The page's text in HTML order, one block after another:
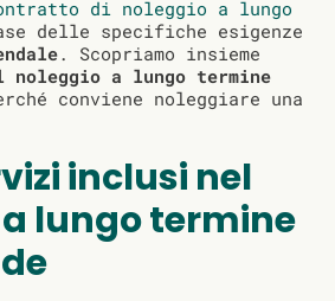
di noleggio a lungo
delle specifiche esigenze
. Scopriamo insieme
noleggio a lungo termine
conviene noleggiare una
inclusi nel
lungo termine